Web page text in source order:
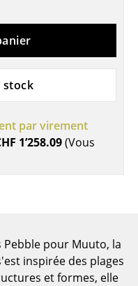
stock
par virement
1’258.09(Vous
pour Muuto, la
inspirée des plages
et formes, elle